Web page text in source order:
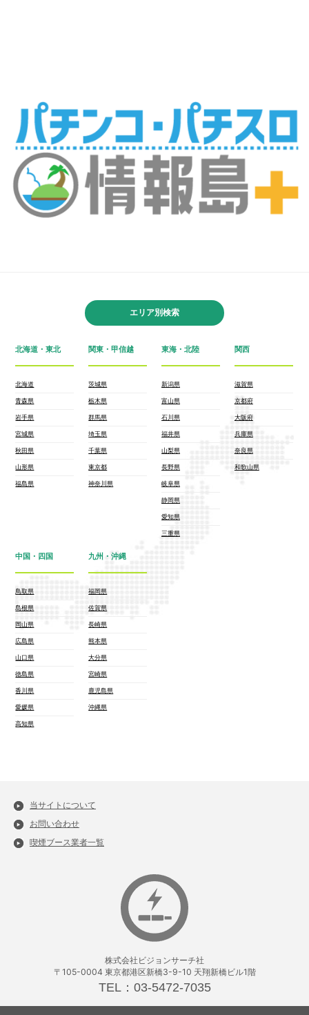
エリア別検索
北海道・東北
北海道
青森県
岩手県
宮城県
秋田県
山形県
福島県
関東・甲信越
茨城県
栃木県
群馬県
埼玉県
千葉県
東京都
神奈川県
東海・北陸
新潟県
富山県
石川県
福井県
山梨県
長野県
岐阜県
静岡県
愛知県
三重県
関西
滋賀県
京都府
大阪府
兵庫県
奈良県
和歌山県
中国・四国
鳥取県
島根県
岡山県
広島県
山口県
徳島県
香川県
愛媛県
高知県
九州・沖縄
福岡県
佐賀県
長崎県
熊本県
大分県
宮崎県
鹿児島県
沖縄県
当サイトについて
お問い合わせ
喫煙ブース業者一覧
株式会社ビジョンサーチ社
〒105-0004 東京都港区新橋3-9-10 天翔新橋ビル1階
TEL：03-5472-7035